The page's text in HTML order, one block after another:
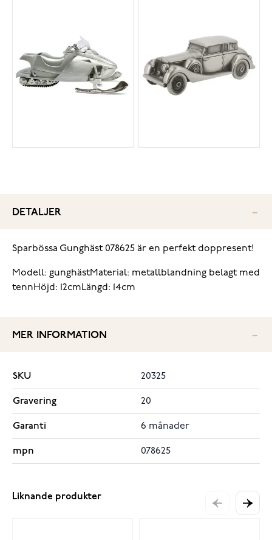
DETALJER
Sparbössa Gunghäst 078625 är en perfekt doppresent!
Modell: gunghästMaterial: metallblandning belagt med
tennHöjd: 12cmLängd: 14cm
MER INFORMATION
SKU 20325
Gravering 20
Garanti 6 månader
mpn 078625
Liknande produkter